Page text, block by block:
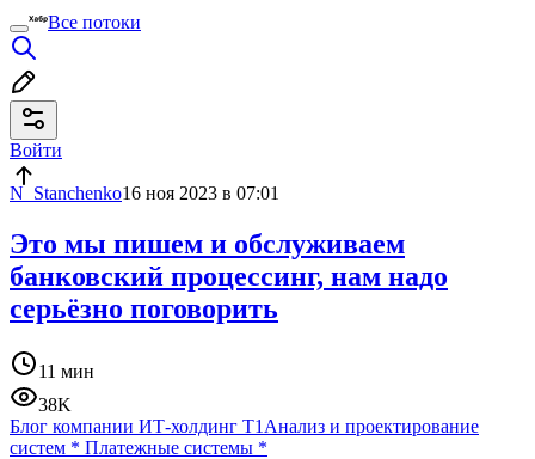
Все потоки
Войти
N_Stanchenko16 ноя 2023 в 07:01
Это мы пишем и обслуживаем
банковский процессинг, нам надо
серьёзно поговорить
11 мин
38K
Блог компании ИТ-холдинг Т1 Анализ и проектирование
систем * Платежные системы *